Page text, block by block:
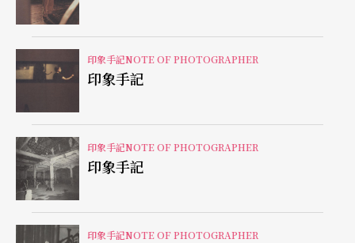
印象手記NOTE OF PHOTOGRAPHER
印象手記
印象手記NOTE OF PHOTOGRAPHER
印象手記
印象手記NOTE OF PHOTOGRAPHER